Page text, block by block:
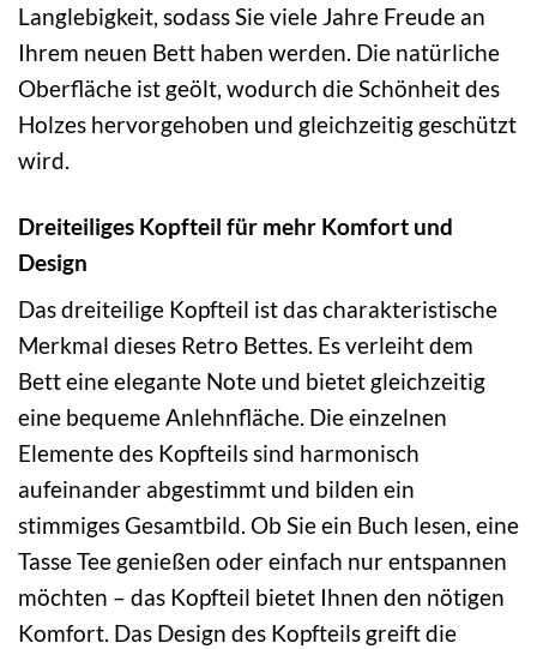
Langlebigkeit, sodass Sie viele Jahre Freude an
Ihrem neuen Bett haben werden. Die natürliche
Oberfläche ist geölt, wodurch die Schönheit des
Holzes hervorgehoben und gleichzeitig geschützt
wird.
Dreiteiliges Kopfteil für mehr Komfort und
Design
Das dreiteilige Kopfteil ist das charakteristische
Merkmal dieses Retro Bettes. Es verleiht dem
Bett eine elegante Note und bietet gleichzeitig
eine bequeme Anlehnfläche. Die einzelnen
Elemente des Kopfteils sind harmonisch
aufeinander abgestimmt und bilden ein
stimmiges Gesamtbild. Ob Sie ein Buch lesen, eine
Tasse Tee genießen oder einfach nur entspannen
möchten – das Kopfteil bietet Ihnen den nötigen
Komfort. Das Design des Kopfteils greift die